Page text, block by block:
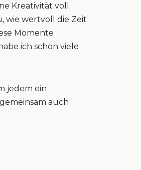
Kreativität voll
wie wertvoll die Zeit
Momente
ich schon viele
jedem ein
auch